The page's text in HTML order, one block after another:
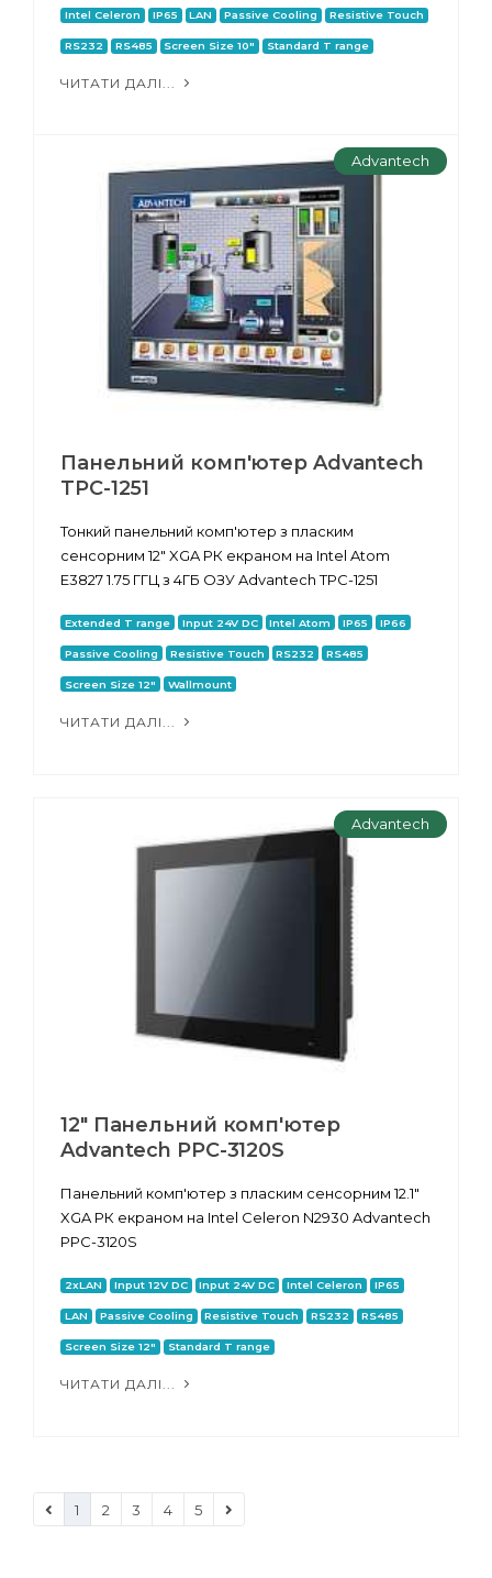
Intel Celeron IP65 LAN Passive Cooling Resistive Touch
RS232 RS485 Screen Size 10" Standard T range
ЧИТАТИ ДАЛІ...
Advantech
Панельний комп'ютер Advantech
TPC-1251
Тонкий панельний комп'ютер з пласким
сенсорним 12" XGA РК екраном на Intel Atom
E3827 1.75 ГГЦ з 4ГБ ОЗУ Advantech TPC-1251
Extended T range Input 24V DC Intel Atom IP65 IP66
Passive Cooling Resistive Touch RS232 RS485
Screen Size 12" Wallmount
ЧИТАТИ ДАЛІ...
Advantech
12" Панельний комп'ютер
Advantech PPC-3120S
Панельний комп'ютер з пласким сенсорним 12.1"
XGA РК екраном на Intel Celeron N2930 Advantech
PPC-3120S
2xLAN Input 12V DC Input 24V DC Intel Celeron IP65
LAN Passive Cooling Resistive Touch RS232 RS485
Screen Size 12" Standard T range
ЧИТАТИ ДАЛІ...
1 2 3 4 5